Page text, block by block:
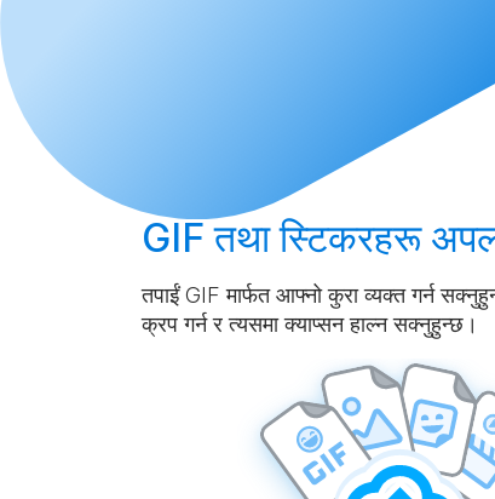
GIF तथा स्टिकरहरू
तपाईं GIF मार्फत आफ्नो कुरा व्यक्त गर्न
क्रप गर्न र त्यसमा क्याप्सन हाल्न सक्नुहुन्छ।